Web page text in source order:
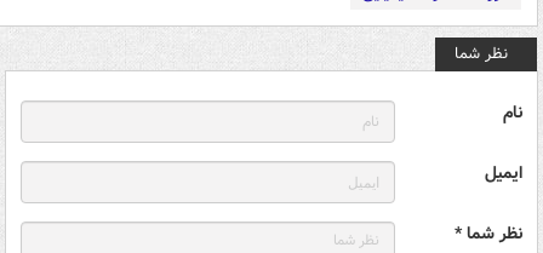
نظر شما
نام
ایمیل
نظر شما *